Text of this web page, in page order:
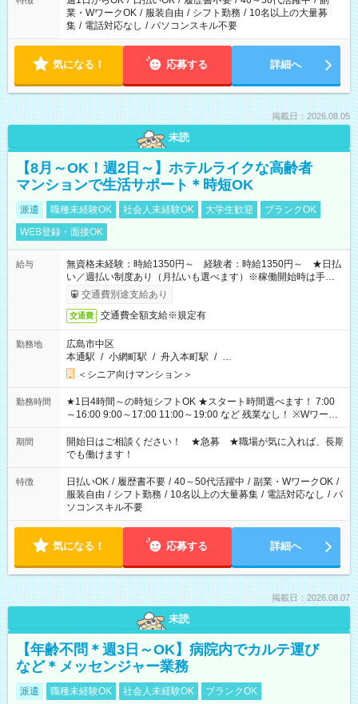
業・WワークOK / 服装自由 / シフト勤務 / 10名以上の大量募
集 / 電話対応なし / パソコンスキル不要
気になる！ 応募する 詳細へ
掲載日：2026.08.05
未読
【8月～OK！週2日～】ホテルライクな高齢者
マンションで生活サポート＊時短OK
派遣 職種未経験OK 社会人未経験OK 大学生歓迎
ブランクOK
WEB登録・面接OK
給与
無資格未経験：時給1350円～ 経験者：時給1350円～ ★日払
い／週払い制度あり（月払いも選べます）※稼働開始時は手続き
完了次第のお支払いとなります。
交通費別途支給あり
交通費 交通費全額支給※規定有
勤務地
広島市中区
本通駅 / 小網町駅 / 舟入本町駅 / …
＜シニア向けマンション＞
勤務時間
★1日4時間～の時短シフトOK ★スタート時間選べます！ 7:00
～16:00 9:00～17:00 11:00～19:00 など 残業なし！ ※Wワーク
の場合、他のお仕事と合わせ週40時間超の就業はご案内できま
せん ※法令に基づき、週20時間以上勤務は社会保険への加入対
象となります ※労働者派遣法（日雇い派遣の原則禁止）によ
り、短時間・短期間の就業はご案内が難しい場合があります
期間
開始日はご相談ください！ ★急募 ★職場が気に入れば、長期
でも働けます！
特徴 日払いOK / 履歴書不要 / 40～50代活躍中 / 副業・WワークOK /
服装自由 / シフト勤務 / 10名以上の大量募集 / 電話対応なし / パ
ソコンスキル不要
気になる！ 応募する 詳細へ
掲載日：2026.08.07
未読
【年齢不問＊週3日～OK】病院内でカルテ運び
など＊メッセンジャー業務
派遣 職種未経験OK 社会人未経験OK
ブランクOK